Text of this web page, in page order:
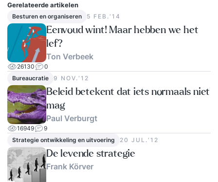
Gerelateerde artikelen
Besturen en organiseren 5 FEB.‘14
Eenvoud wint! Maar hebben we het
lef?
Ton Verbeek
26130
0
Bureaucratie
9 NOV.‘12
Beleid betekent dat iets normaals niet
mag
Paul Verburgt
16949
9
Strategie ontwikkeling en uitvoering
20 JUL.‘12
De levende strategie
Frank Körver